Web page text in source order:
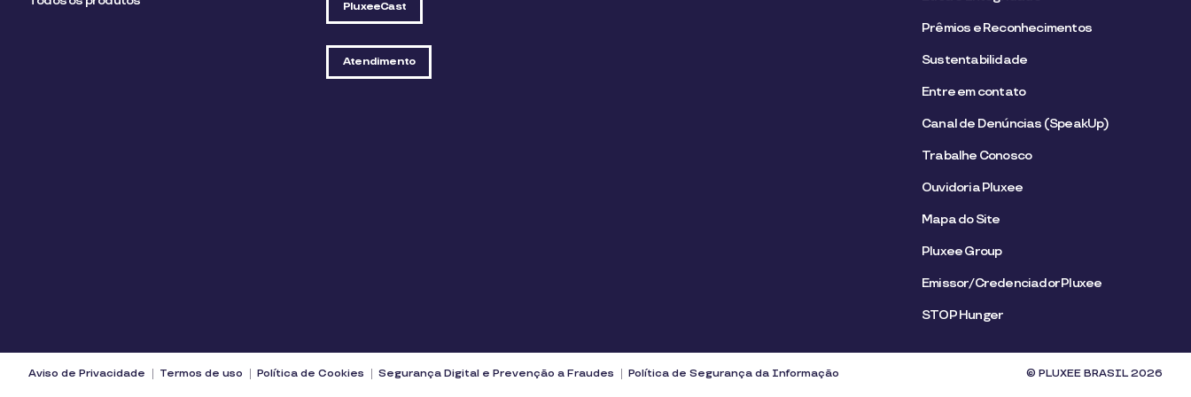
PluxeeCast
Atendimento
Prêmios e Reconhecimentos
Sustentabilidade
Entre em contato
Canal de Denúncias (SpeakUp)
Trabalhe Conosco
Ouvidoria Pluxee
Mapa do Site
Pluxee Group
Emissor/Credenciador Pluxee
STOP Hunger
Aviso de Privacidade Termos de uso Política de Cookies Segurança Digital e Prevenção a Fraudes Política de Segurança da Informação © PLUXEE BRASIL 2026